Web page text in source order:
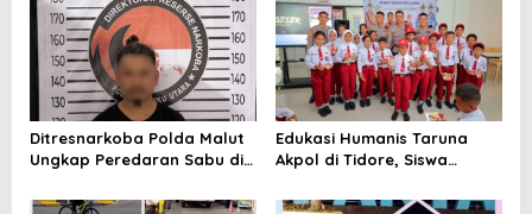
i
p
o
s
Ditresnarkoba Polda Malut
Ungkap Peredaran Sabu di
Pengedar Diamankan
Edukasi Humanis Taruna
Akpol di Tidore, Siswa
Mandiri